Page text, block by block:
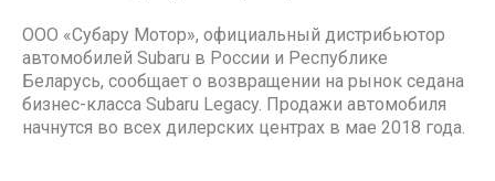
ООО «Субару Мотор», официальный дистрибьютор
автомобилей Subaru в России и Республике
Беларусь, сообщает о возвращении на рынок седана
бизнес-класса Subaru Legacy. Продажи автомобиля
начнутся во всех дилерских центрах в мае 2018 года.